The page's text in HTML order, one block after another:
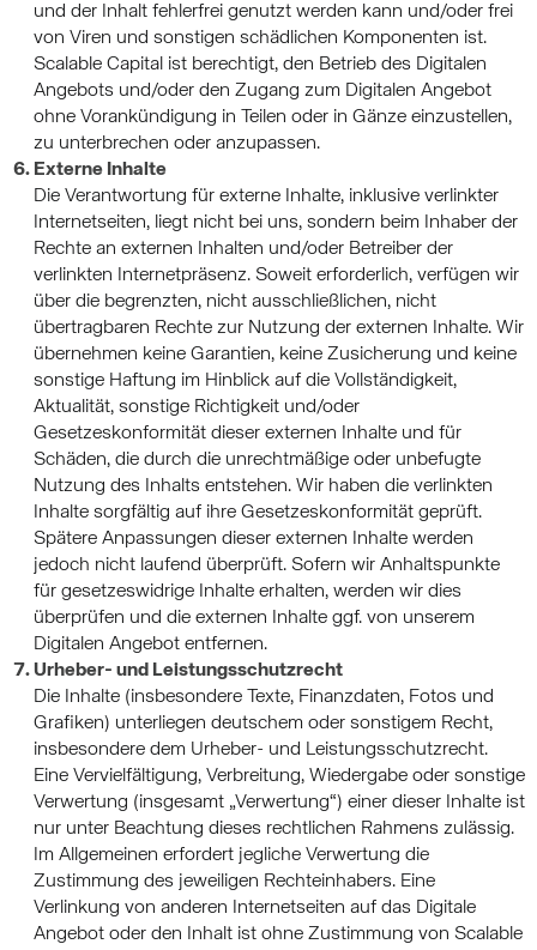
und der Inhalt fehlerfrei genutzt werden kann und/oder frei
von Viren und sonstigen schädlichen Komponenten ist.
Scalable Capital ist berechtigt, den Betrieb des Digitalen
Angebots und/oder den Zugang zum Digitalen Angebot
ohne Vorankündigung in Teilen oder in Gänze einzustellen,
zu unterbrechen oder anzupassen.
Externe Inhalte
Die Verantwortung für externe Inhalte, inklusive verlinkter
Internetseiten, liegt nicht bei uns, sondern beim Inhaber der
Rechte an externen Inhalten und/oder Betreiber der
verlinkten Internetpräsenz. Soweit erforderlich, verfügen wir
über die begrenzten, nicht ausschließlichen, nicht
übertragbaren Rechte zur Nutzung der externen Inhalte. Wir
übernehmen keine Garantien, keine Zusicherung und keine
sonstige Haftung im Hinblick auf die Vollständigkeit,
Aktualität, sonstige Richtigkeit und/oder
Gesetzeskonformität dieser externen Inhalte und für
Schäden, die durch die unrechtmäßige oder unbefugte
Nutzung des Inhalts entstehen. Wir haben die verlinkten
Inhalte sorgfältig auf ihre Gesetzeskonformität geprüft.
Spätere Anpassungen dieser externen Inhalte werden
jedoch nicht laufend überprüft. Sofern wir Anhaltspunkte
für gesetzeswidrige Inhalte erhalten, werden wir dies
überprüfen und die externen Inhalte ggf. von unserem
Digitalen Angebot entfernen.
Urheber- und Leistungsschutzrecht
Die Inhalte (insbesondere Texte, Finanzdaten, Fotos und
Grafiken) unterliegen deutschem oder sonstigem Recht,
insbesondere dem Urheber- und Leistungsschutzrecht.
Eine Vervielfältigung, Verbreitung, Wiedergabe oder sonstige
Verwertung (insgesamt „Verwertung“) einer dieser Inhalte ist
nur unter Beachtung dieses rechtlichen Rahmens zulässig.
Im Allgemeinen erfordert jegliche Verwertung die
Zustimmung des jeweiligen Rechteinhabers. Eine
Verlinkung von anderen Internetseiten auf das Digitale
Angebot oder den Inhalt ist ohne Zustimmung von Scalable